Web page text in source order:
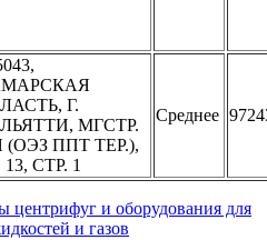
Г.
МГСТР.
(ОЭЗ ППТ ТЕР.),
13, СТР. 1
Среднее
центрифуг и оборудования для
и газов